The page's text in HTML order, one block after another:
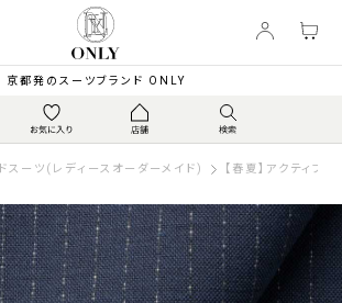
京都発のスーツブランド ONLY
スーツ(レディースオーダーメイド) 【春夏】アクティブ